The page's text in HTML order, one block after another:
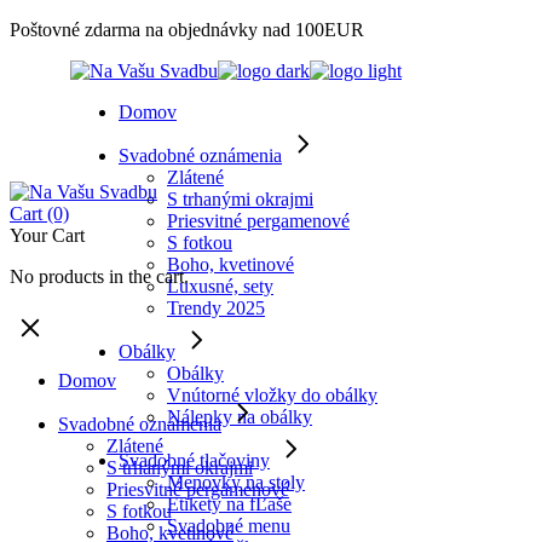
Skip
Poštovné zdarma na objednávky nad 100EUR
Domov
Svadobné oznámenia
Zlátené
S trhanými okrajmi
Priesvitné pergamenové
S fotkou
Boho, kvetinové
Luxusné, sety
Trendy 2025
Obálky
Obálky
Vnútorné vložky do obálky
Nálepky na obálky
Svadobné tlačoviny
Menovky na stoly
Etikety na fĽaše
Svadobné menu
Cart (0)
Your Cart
No products in the cart.
Domov
Svadobné oznámenia
Zlátené
S trhanými okrajmi
Priesvitné pergamenové
S fotkou
Boho, kvetinové